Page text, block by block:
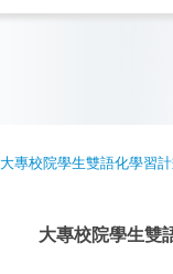
大專校院學生雙語化學習
大專校院學生雙